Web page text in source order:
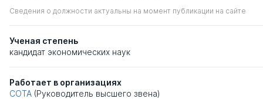
Сведения о должности актуальны на момент публикации на сайте
Ученая степень
кандидат экономических наук
Работает в организациях
СОТА (Руководитель высшего звена)